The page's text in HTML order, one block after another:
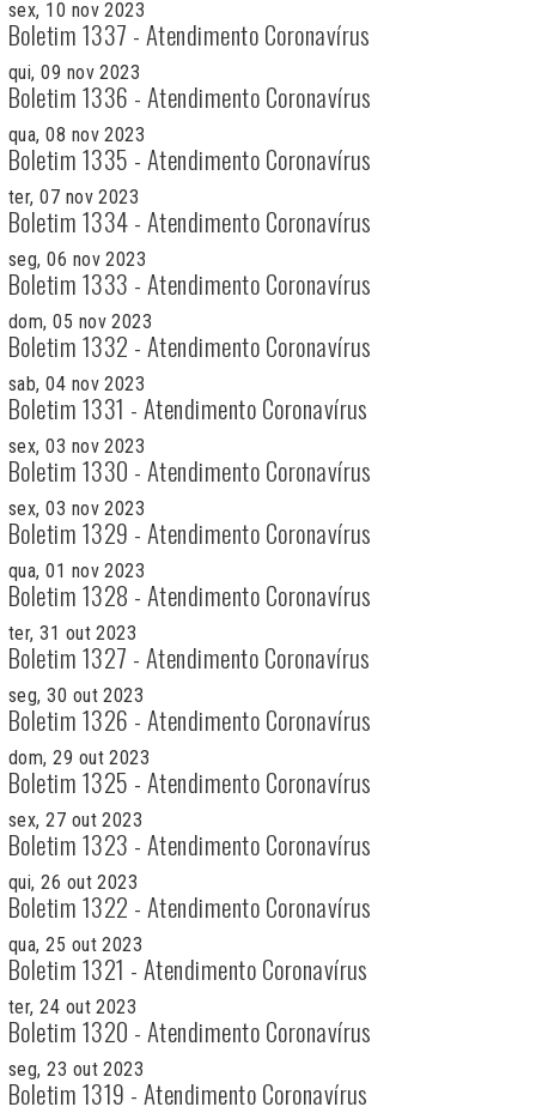
sex, 10 nov 2023
Boletim 1337 - Atendimento Coronavírus
qui, 09 nov 2023
Boletim 1336 - Atendimento Coronavírus
qua, 08 nov 2023
Boletim 1335 - Atendimento Coronavírus
ter, 07 nov 2023
Boletim 1334 - Atendimento Coronavírus
seg, 06 nov 2023
Boletim 1333 - Atendimento Coronavírus
dom, 05 nov 2023
Boletim 1332 - Atendimento Coronavírus
sab, 04 nov 2023
Boletim 1331 - Atendimento Coronavírus
sex, 03 nov 2023
Boletim 1330 - Atendimento Coronavírus
sex, 03 nov 2023
Boletim 1329 - Atendimento Coronavírus
qua, 01 nov 2023
Boletim 1328 - Atendimento Coronavírus
ter, 31 out 2023
Boletim 1327 - Atendimento Coronavírus
seg, 30 out 2023
Boletim 1326 - Atendimento Coronavírus
dom, 29 out 2023
Boletim 1325 - Atendimento Coronavírus
sex, 27 out 2023
Boletim 1323 - Atendimento Coronavírus
qui, 26 out 2023
Boletim 1322 - Atendimento Coronavírus
qua, 25 out 2023
Boletim 1321 - Atendimento Coronavírus
ter, 24 out 2023
Boletim 1320 - Atendimento Coronavírus
seg, 23 out 2023
Boletim 1319 - Atendimento Coronavírus